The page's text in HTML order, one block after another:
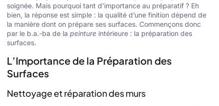
soignée. Mais pourquoi tant d’importance au préparatif ? Eh
bien, la réponse est simple : la qualité d’une finition dépend de
la manière dont on prépare ses surfaces. Commençons donc
par le b.a.-ba de la peinture intérieure : la préparation des
surfaces.
L’Importance de la Préparation des
Surfaces
Nettoyage et réparation des murs